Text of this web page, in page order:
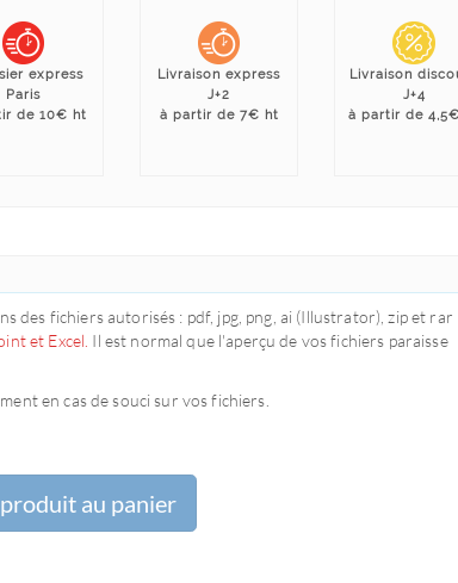
express
Paris
de 10€ ht
Livraison express
J+2
à partir de 7€ ht
Livraison
J+4
à partir de
des fichiers autorisés : pdf, jpg, png, ai (Illustrator), zip et rar
et Excel. Il est normal que l'aperçu de vos fichiers paraisse
en cas de souci sur vos fichiers.
au panier